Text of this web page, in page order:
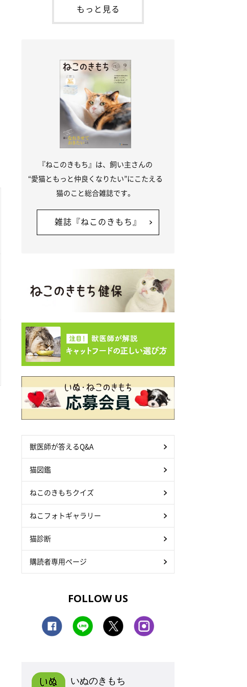
が通れる程度に
には、実際に猫は甘噛みする相手を選んで
いるのか、その真相をお聞きします。約6
割の飼い主さんが「甘噛みする相手を選ん
もっと見る
『ねこのきもち』は、飼い主さんの
“愛猫ともっと仲良くなりたい”にこたえる
猫のこと総合雑誌です。
雑誌『ねこのきもち』
獣医師が答えるQ&A
猫図鑑
ねこのきもちクイズ
ねこフォトギャラリー
猫診断
購読者専用ページ
FOLLOW US
いぬのきもち